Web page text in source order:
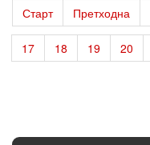
Старт Претходна
17 18 19 20